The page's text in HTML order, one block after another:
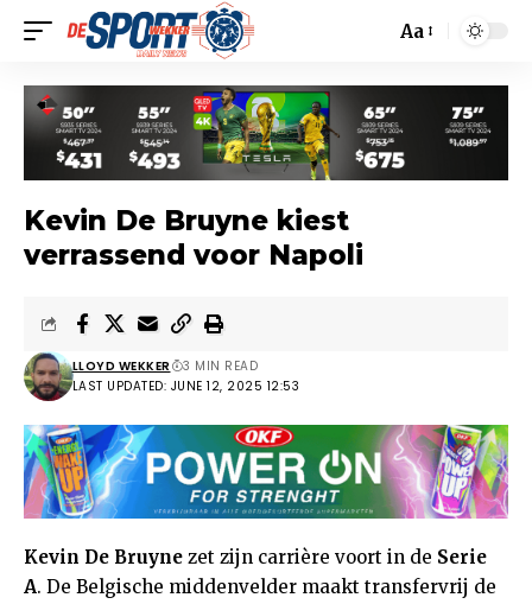
Aa
Kevin De Bruyne kiest
verrassend voor Napoli
LAST UPDATED: JUNE 12, 2025 12:53
LLOYD WEKKER 3 MIN READ
Kevin De Bruyne zet zijn carrière voort in de Serie
A. De Belgische middenvelder maakt transfervrij de